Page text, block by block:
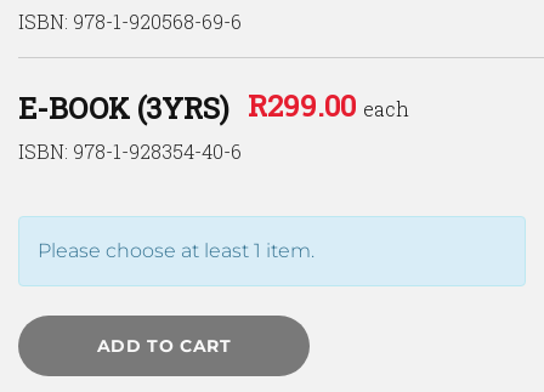
ISBN: 978-1-920568-69-6
E-BOOK (3YRS)
ISBN: 978-1-928354-40-6
R299.00 each
Please choose at least 1 item.
ADD TO CART